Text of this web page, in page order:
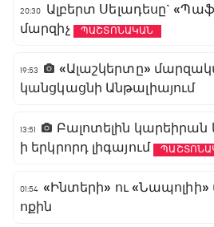
20:30
Ալբերտ Սելադեսը`
մարզիչ
ՊԱՇՏՈՆԱԿԱՆ
19:53
«Ալաշկերտը»
կանցկացնի Անթալիայում
13:51
Բալոտելին
ի երկրորդ լիգայում
01:54 «Ինտերի» ու
ոքին